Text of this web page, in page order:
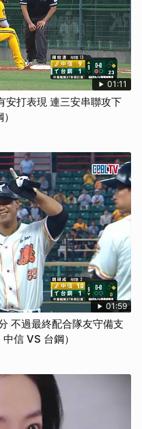
01:11
安打表現 連三安串聯攻下
01:59
不過最終配合隊友守備支
信 VS 台鋼）